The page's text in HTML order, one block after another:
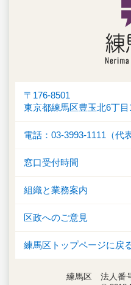
〒176-8501
東京都練馬区豊玉北6丁目
電話：03-3993-1111（代表
窓口受付時間
組織と業務案内
区政へのご意見
練馬区トップページに戻
練馬区 法人番